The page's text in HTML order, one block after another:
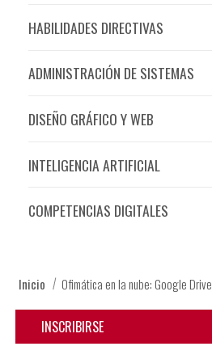
HABILIDADES DIRECTIVAS
ADMINISTRACIÓN DE SISTEMAS
DISEÑO GRÁFICO Y WEB
INTELIGENCIA ARTIFICIAL
COMPETENCIAS DIGITALES
Inicio Ofimática en la nube: Google Drive
INSCRIBIRSE